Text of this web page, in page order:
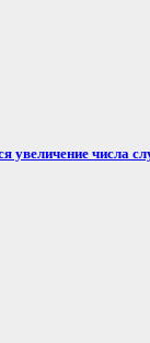
увеличение числа